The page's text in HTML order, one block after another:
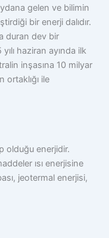
gelen ve bilimin
bir enerji dalıdır.
duran dev bir
haziran ayında ilk
inşasına 10 milyar
ile
olduğu enerjidir.
ısı enerjisine
jeotermal enerjisi,